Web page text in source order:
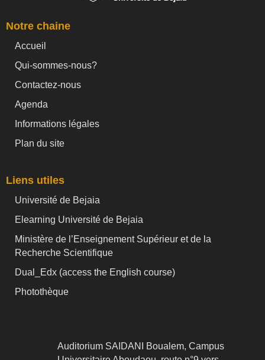
Notre chaine
Accueil
Qui-sommes-nous?
Contactez-nous
Agenda
Informations légales
Plan du site
Liens utiles
Université de Bejaia
Elearning Université de Bejaia
Ministère de l’Enseignement Supérieur et de la
Recherche Scientifique
Dual_Edx (access the English course)
Photothèque
Auditorium SAIDANI Boualem, Campus